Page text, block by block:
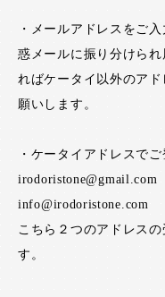
・メールアドレスをご
惑メールに振り分けら
ればケータイ以外のア
願いします。
・ケータイアドレスで
irodoristone@gmail.com
info@irodoristone.com
こちら２つのアドレス
す。